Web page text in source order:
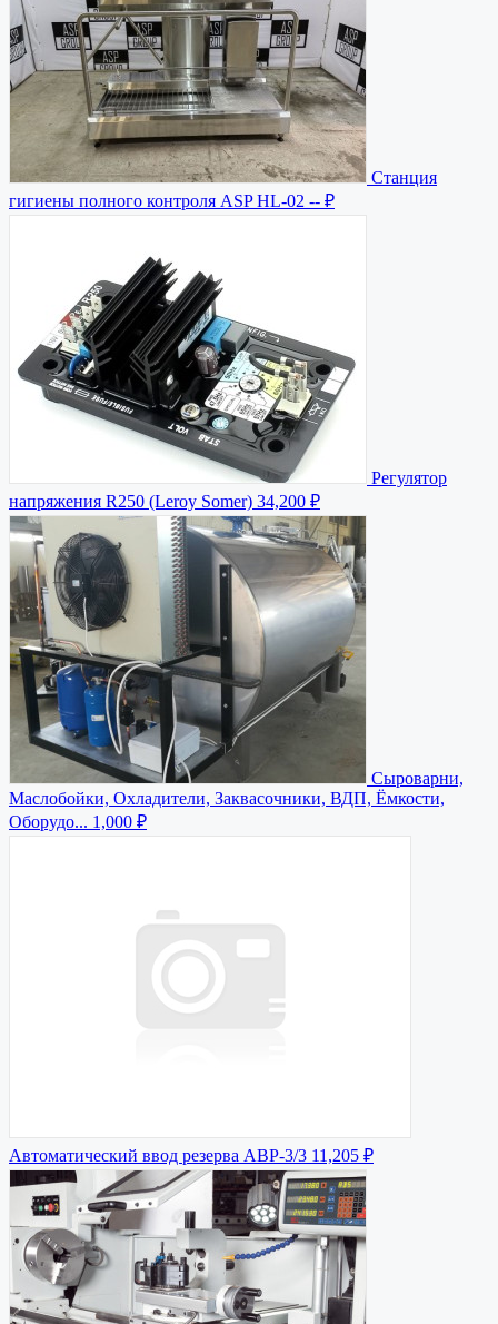
Станция
гигиены полного контроля ASP HL-02 -- ₽
Регулятор
напряжения R250 (Leroy Somer) 34,200 ₽
Сыроварни,
Маслобойки, Охладители, Заквасочники, ВДП, Ёмкости,
Оборудо... 1,000 ₽
Автоматический ввод резерва АВР-3/3 11,205 ₽